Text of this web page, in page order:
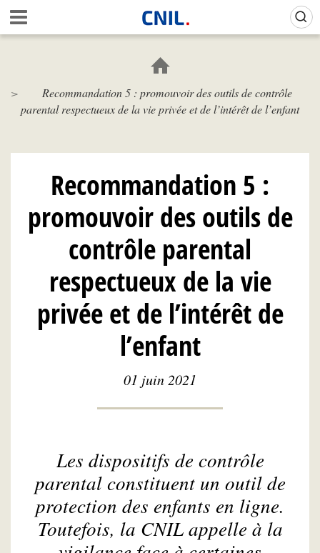
Aller
au
contenu
c
i
N
L
Recommandation 5 : promouvoir des outils de contrôle
parental respectueux de la vie privée et de l’intérêt de l’enfant
Recommandation 5 :
promouvoir des outils de
contrôle parental
respectueux de la vie
privée et de l’intérêt de
l’enfant
01 juin 2021
Les dispositifs de contrôle
parental constituent un outil de
protection des enfants en ligne.
Toutefois, la CNIL appelle à la
Gestion de vos préférences sur les cookies (témoins de connexion)